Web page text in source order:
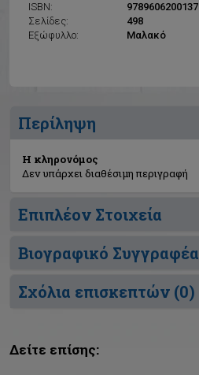
ISBN:
9789606200137
Σελίδες:
498
Εξώφυλλο:
Μαλακό
Περίληψη
Η κληρονόμος
Δεν υπάρχει διαθέσιμη περιγραφή
Επιπλέον Στοιχεία
Βιογραφικό Συγγραφέα
Σχόλια επισκεπτών (0)
Δείτε επίσης: